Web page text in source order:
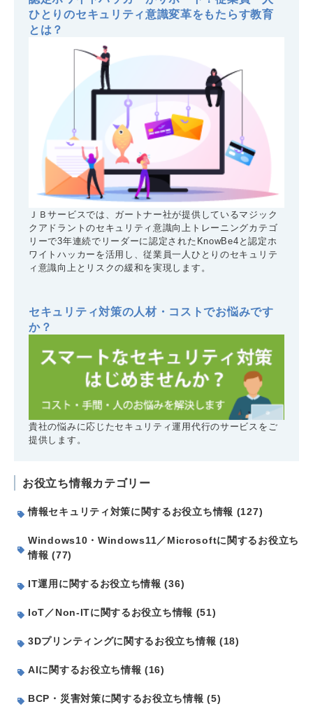
ひとりのセキュリティ意識変革をもたらす教育
とは？
ＪＢサービスでは、ガートナー社が提供しているマジック
クアドラントのセキュリティ意識向上トレーニングカテゴ
リーで3年連続でリーダーに認定されたKnowBe4と認定ホ
ワイトハッカーを活用し、従業員一人ひとりのセキュリテ
ィ意識向上とリスクの緩和を実現します。
セキュリティ対策の人材・コストでお悩みです
か？
貴社の悩みに応じたセキュリティ運用代行のサービスをご
提供します。
お役立ち情報カテゴリー
情報セキュリティ対策に関するお役立ち情報 (127)
Windows10・Windows11／Microsoftに関するお役立ち
情報 (77)
IT運用に関するお役立ち情報 (36)
IoT／Non-ITに関するお役立ち情報 (51)
3Dプリンティングに関するお役立ち情報 (18)
AIに関するお役立ち情報 (16)
BCP・災害対策に関するお役立ち情報 (5)